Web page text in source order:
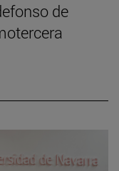
de